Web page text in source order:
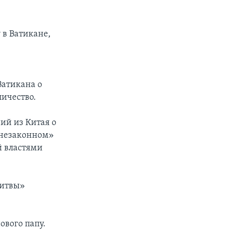
Ватикане,
о
из Китая о
властями
папу.